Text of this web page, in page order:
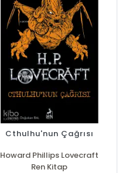
Cthulhu'nun Çağrısı
Howard Phillips Lovecraft
Ren Kitap